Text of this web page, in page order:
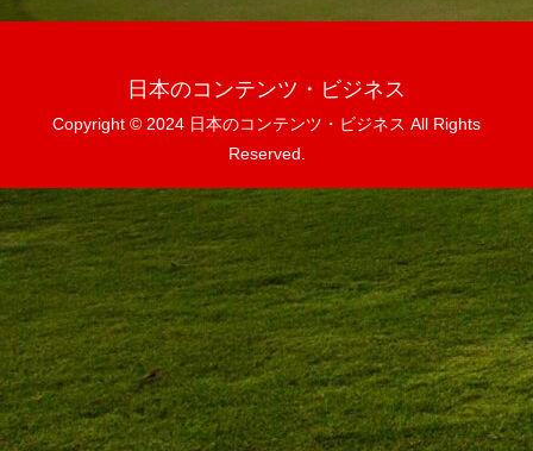
日本のコンテンツ・ビジネス
Copyright © 2024 日本のコンテンツ・ビジネス All Rights
Reserved.